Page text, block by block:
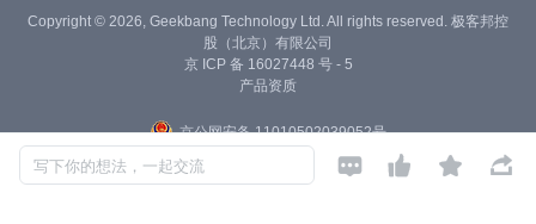
写下你的想法，一起交流    
Copyright © 2026, Geekbang Technology Ltd. All rights reserved. 极客邦控
股（北京）有限公司
京 ICP 备 16027448 号 - 5
产品资质
京公网安备 11010502039052号